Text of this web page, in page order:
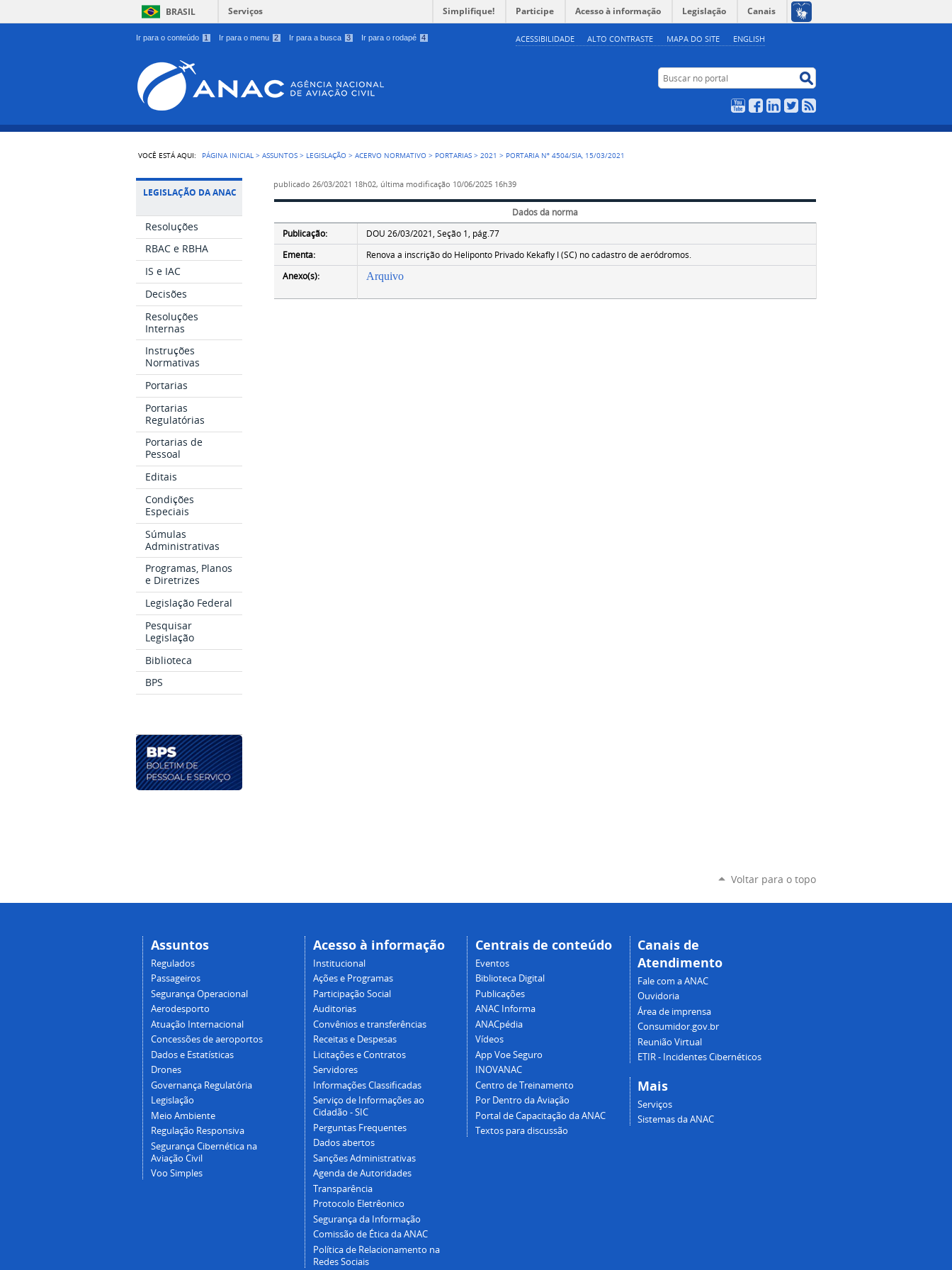
Ir para o conteúdo 1 Ir para o menu 2 Ir para a busca 3 Ir para o rodapé 4 ACESSIBILIDADE ALTO CONTRASTE MAPA DO SITE ENGLISH
BRASIL Serviços Simplifique! Participe Acesso à informação Legislação Canais
Buscar no portal
YouTubeFacebookLinkedIn
Twitter
VOCÊ ESTÁ AQUI: PÁGINA INICIAL >ASSUNTOS > LEGISLAÇÃO >ACERVO NORMATIVO > PORTARIAS >2021 > PORTARIA Nº 4504/SIA, 15/03/2021
LEGISLAÇÃO DA ANAC
Resoluções
RBAC e RBHA
IS e IAC
Decisões
Resoluções
Internas
Instruções
Normativas
Portarias
Portarias
Regulatórias
Portarias de
Pessoal
Editais
Condições
Especiais
Súmulas
Administrativas
Programas, Planos
e Diretrizes
Legislação Federal
Pesquisar
Legislação
Biblioteca
BPS
publicado 26/03/2021 18h02, última modificação 10/06/2025 16h39
Dados da norma
Publicação:
DOU 26/03/2021, Seção 1, pág.77
Ementa:
Renova a inscrição do Heliponto Privado Kekafly I (SC) no cadastro de aeródromos.
Anexo(s):
Arquivo
Voltar para o topo
Assuntos
Regulados
Passageiros
Segurança Operacional
Aerodesporto
Atuação Internacional
Concessões de aeroportos
Dados e Estatísticas
Drones
Governança Regulatória
Legislação
Meio Ambiente
Regulação Responsiva
Segurança Cibernética na
Aviação Civil
Voo Simples
Acesso à informação
Institucional
Ações e Programas
Participação Social
Auditorias
Convênios e transferências
Receitas e Despesas
Licitações e Contratos
Servidores
Informações Classificadas
Serviço de Informações ao
Cidadão - SIC
Perguntas Frequentes
Dados abertos
Sanções Administrativas
Agenda de Autoridades
Transparência
Protocolo Eletrêonico
Segurança da Informação
Comissão de Ética da ANAC
Política de Relacionamento na
Redes Sociais
Centrais de conteúdo
Eventos
Biblioteca Digital
Publicações
ANAC Informa
ANACpédia
Vídeos
App Voe Seguro
INOVANAC
Centro de Treinamento
Por Dentro da Aviação
Portal de Capacitação da ANAC
Textos para discussão
Canais de
Atendimento
Fale com a ANAC
Ouvidoria
Área de imprensa
Consumidor.gov.br
Reunião Virtual
ETIR - Incidentes Cibernéticos
Mais
Serviços
Sistemas da ANAC